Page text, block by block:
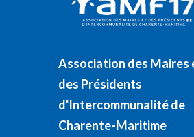
Association des Maires
des Présidents
d'Intercommunalité de
Charente-Maritime